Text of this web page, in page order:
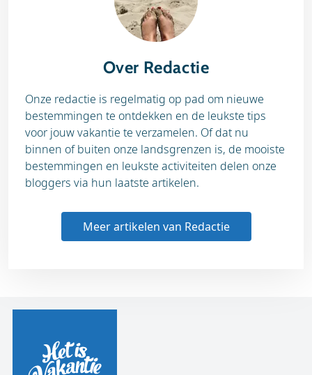
Over Redactie
Onze redactie is regelmatig op pad om nieuwe
bestemmingen te ontdekken en de leukste tips
voor jouw vakantie te verzamelen. Of dat nu
binnen of buiten onze landsgrenzen is, de mooiste
bestemmingen en leukste activiteiten delen onze
bloggers via hun laatste artikelen.
Meer artikelen van Redactie